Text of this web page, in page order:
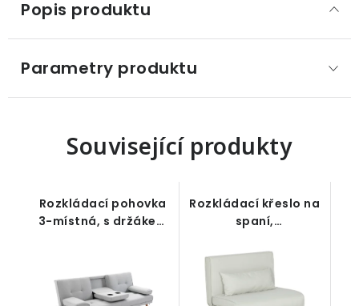
Popis produktu
Parametry produktu
Související produkty
Rozkládací pohovka
3-místná, s držákem
181 x 77 x 78 cm
Rozkládací křeslo na
spaní,
krémové